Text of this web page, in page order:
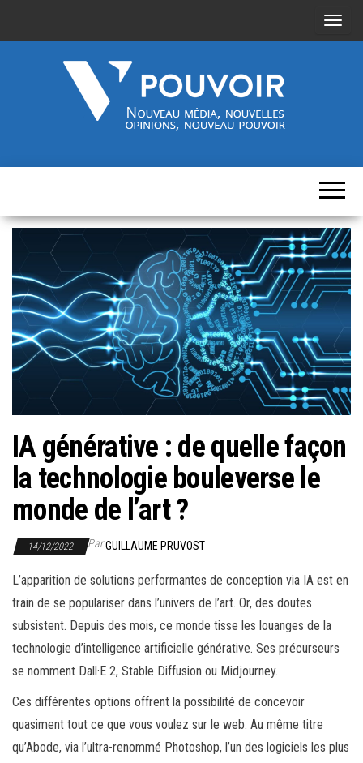
A
r
m
a
s
q
e
r
l
a
a
média,
nouveau
pouvoir
IA générative : de quelle façon
la technologie bouleverse le
monde de l’art ?
14/12/2022 ParGUILLAUME PRUVOST
L’apparition de solutions performantes de conception via IA est en
train de se populariser dans l’univers de l’art. Or, des doutes
subsistent. Depuis des mois, ce monde tisse les louanges de la
technologie d’intelligence artificielle générative. Ses précurseurs
se nomment Dall·E 2, Stable Diffusion ou Midjourney.
Ces différentes options offrent la possibilité de concevoir
quasiment tout ce que vous voulez sur le web. Au même titre
qu’Abode, via l’ultra-renommé Photoshop, l’un des logiciels les plus